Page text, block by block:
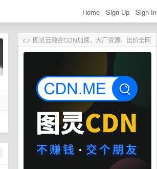
Home Sign Up Sign In
👉 图灵云融合CDN加速，大厂资源、比价全网